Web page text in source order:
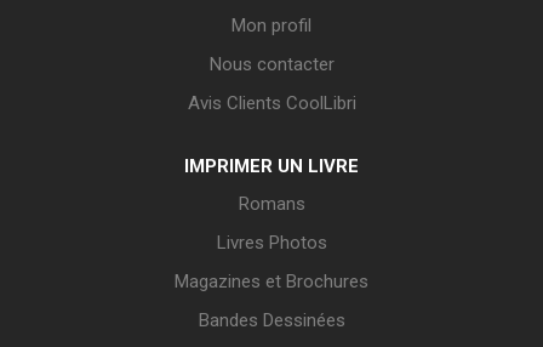
Mon profil
Nous contacter
Avis Clients CoolLibri
IMPRIMER UN LIVRE
Romans
Livres Photos
Magazines et Brochures
Bandes Dessinées